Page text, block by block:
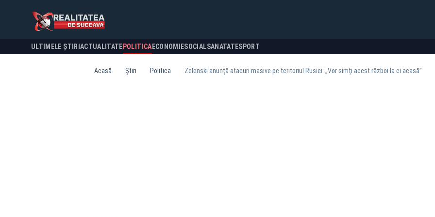
ULTIMELE ȘTIRI ACTUALITATE POLITICA ECONOMIESOCIALSANATATESPORT
Acasă Știri Politica Zelenski anunță atacuri masive pe teritoriul Rusiei: „Vor simți acest război la ei acasă”